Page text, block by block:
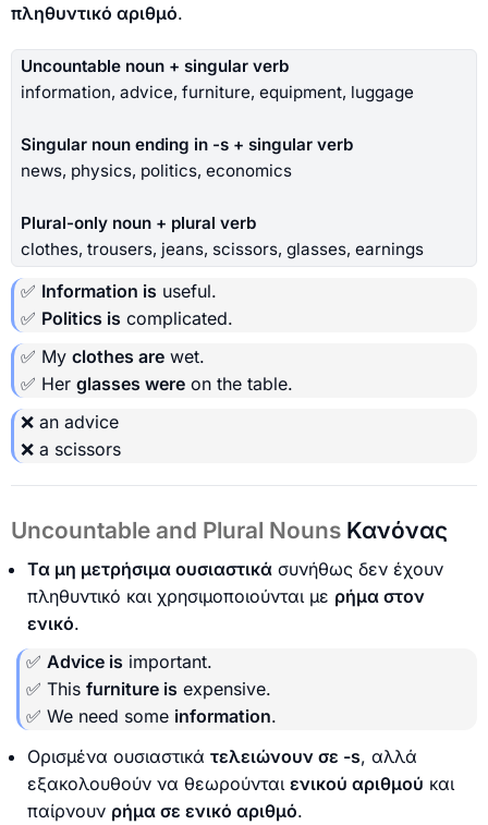
πληθυντικό αριθμό.
Uncountable noun + singular verb
information, advice, furniture, equipment, luggage
Singular noun ending in -s + singular verb
news, physics, politics, economics
Plural-only noun + plural verb
clothes, trousers, jeans, scissors, glasses, earnings
✅ Information is useful.
✅ Politics is complicated.
✅ My clothes are wet.
✅ Her glasses were on the table.
❌ an advice
❌ a scissors
Uncountable and Plural Nouns Κανόνας
Τα μη μετρήσιμα ουσιαστικά συνήθως δεν έχουν
πληθυντικό και χρησιμοποιούνται με ρήμα στον
ενικό.
✅ Advice is important.
✅ This furniture is expensive.
✅ We need some information.
Ορισμένα ουσιαστικά τελειώνουν σε -s, αλλά
εξακολουθούν να θεωρούνται ενικού αριθμού και
παίρνουν ρήμα σε ενικό αριθμό.